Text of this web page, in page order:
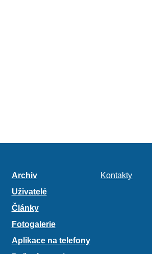
Archiv
Uživatelé
Články
Fotogalerie
Aplikace na telefony
Kontakty